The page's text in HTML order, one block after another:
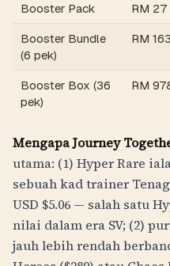
Booster Pack RM 27
Booster Bundle
(6 pek)
RM 163
Booster Box (36
pek)
RM
Mengapa Journey
utama: (1) Hyper Rare
sebuah kad trainer
USD $5.06 — salah satu
nilai dalam era SV; (2)
jauh lebih rendah